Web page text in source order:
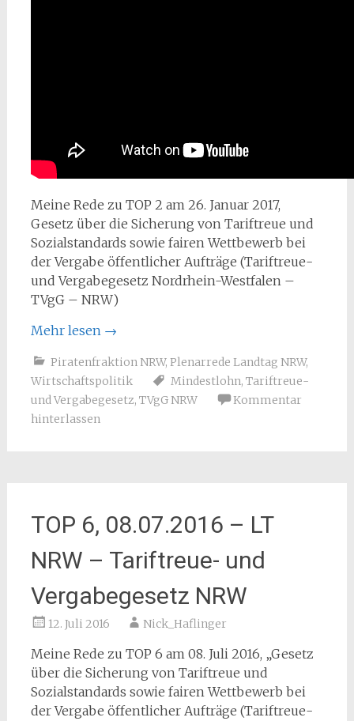
Meine Rede zu TOP 2 am 26. Januar 2017,
Gesetz über die Sicherung von Tariftreue und
Sozialstandards sowie fairen Wettbewerb bei
der Vergabe öffentlicher Aufträge (Tariftreue-
und Vergabegesetz Nordrhein-Westfalen –
TVgG – NRW)
Mehr lesen →
Piratenfraktion NRW, Plenarrede Landtag NRW,
Wirtschaftspolitik
Mindestlohn, Tariftreue-
und Vergabegesetz, TVgG NRW
Kommentar
hinterlassen
TOP 6, 08.07.2016 – LT
NRW – Tariftreue- und
Vergabegesetz NRW
12. Juli 2016 Nick_Haflinger
Meine Rede zu TOP 6 am 08. Juli 2016, „Gesetz
über die Sicherung von Tariftreue und
Sozialstandards sowie fairen Wettbewerb bei
der Vergabe öffentlicher Aufträge (Tariftreue-